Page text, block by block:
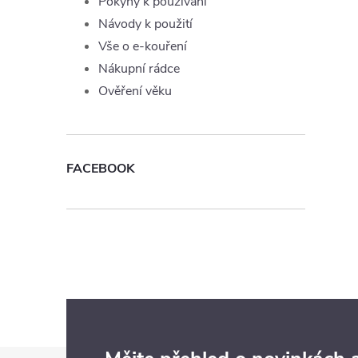
Návody k použití
Vše o e-kouření
Nákupní rádce
Ověření věku
FACEBOOK